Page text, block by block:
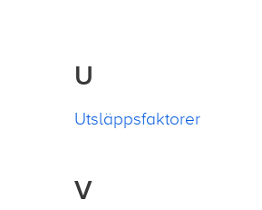
U
Utsläppsfaktorer
V